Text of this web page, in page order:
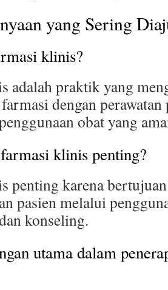
yang Sering
klinis?
adalah praktik yang
dengan
obat yang
klinis penting?
penting karena
pasien melalui
konseling.
utama dalam